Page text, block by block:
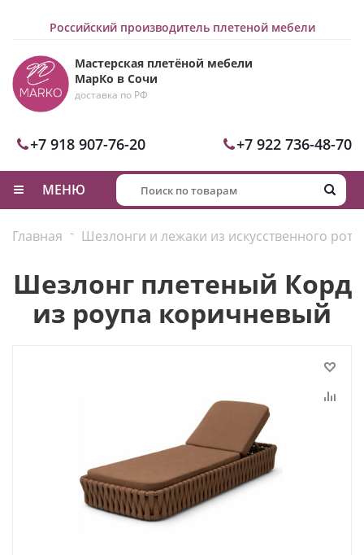
Российский производитель плетеной мебели
Мастерская плетёной мебели
МарКо в Сочи
доставка по РФ
+7 918 907-76-20 +7 922 736-48-70
МЕНЮ
Главная - Шезлонги и лежаки из искусственного
Шезлонг плетеный Корд
из роупа коричневый